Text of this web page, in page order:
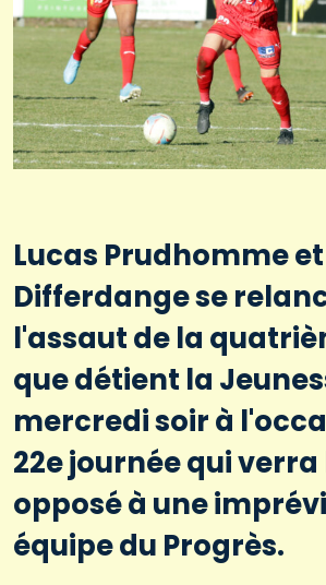
Lucas Prudhomme et
Differdange se
l'assaut de la
que détient la
mercredi soir à
22e journée qui verra
opposé à une
équipe du Progrès.